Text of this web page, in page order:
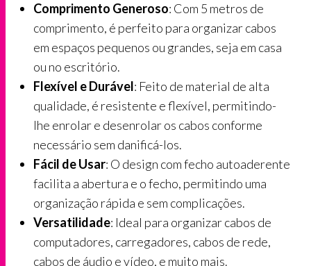
Comprimento Generoso: Com 5 metros de
comprimento, é perfeito para organizar cabos
em espaços pequenos ou grandes, seja em casa
ou no escritório.
Flexível e Durável: Feito de material de alta
qualidade, é resistente e flexível, permitindo-
lhe enrolar e desenrolar os cabos conforme
necessário sem danificá-los.
Fácil de Usar: O design com fecho autoaderente
facilita a abertura e o fecho, permitindo uma
organização rápida e sem complicações.
Versatilidade: Ideal para organizar cabos de
computadores, carregadores, cabos de rede,
cabos de áudio e vídeo, e muito mais.